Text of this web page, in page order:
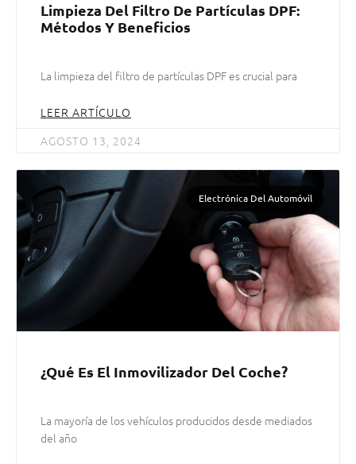
Limpieza Del Filtro De Partículas DPF:
Métodos Y Beneficios
La limpieza del filtro de partículas DPF es crucial para
LEER ARTÍCULO
AGOSTO 13, 2024
Electrónica Del Automóvil
¿Qué Es El Inmovilizador Del Coche?
La mayoría de los vehículos producidos desde mediados
del año